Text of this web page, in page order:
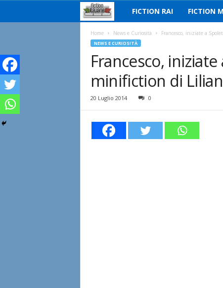
i
t
i
n
FICTION RAI FICTION
Home News e Curiosità Francesco, iniziate a
NEWS E CURIOSITÀ
Francesco,
minifiction di
20 Luglio 2014 0